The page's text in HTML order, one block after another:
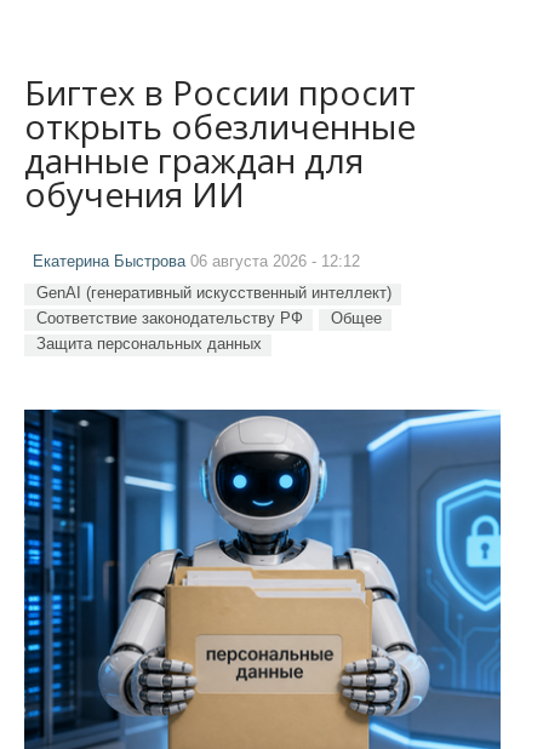
Бигтех в России просит
открыть обезличенные
данные граждан для
обучения ИИ
Екатерина Быстрова 06 августа 2026 - 12:12
GenAI (генеративный искусственный интеллект)
Соответствие законодательству РФ
Общее
Защита персональных данных